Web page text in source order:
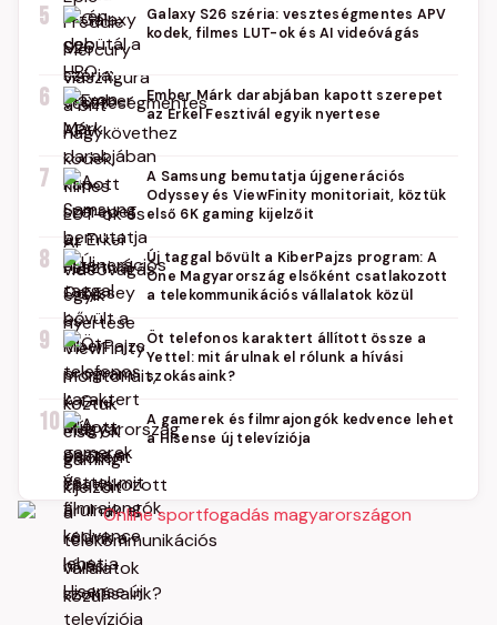
5
Galaxy S26 széria: veszteségmentes APV
kodek, filmes LUT-ok és AI videóvágás
6
Ember Márk darabjában kapott szerepet
az Erkel Fesztivál egyik nyertese
7
A Samsung bemutatja újgenerációs
Odyssey és ViewFinity monitoriait, köztük
első 6K gaming kijelzőit
8
Új taggal bővült a KiberPajzs program: A
One Magyarország elsőként csatlakozott
a telekommunikációs vállalatok közül
9
Öt telefonos karaktert állított össze a
Yettel: mit árulnak el rólunk a hívási
szokásaink?
10
A gamerek és filmrajongók kedvence lehet
a Hisense új televíziója